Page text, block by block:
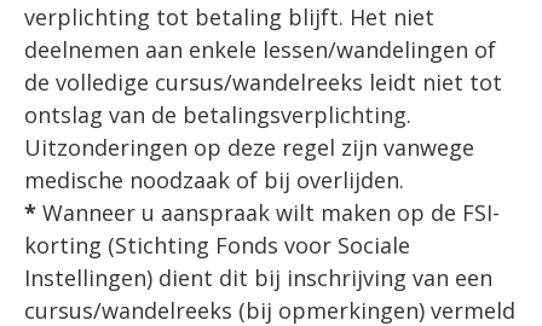
verplichting tot betaling blijft. Het niet
deelnemen aan enkele lessen/wandelingen of
de volledige cursus/wandelreeks leidt niet tot
ontslag van de betalingsverplichting.
Uitzonderingen op deze regel zijn vanwege
medische noodzaak of bij overlijden.
* Wanneer u aanspraak wilt maken op de FSI-
korting (Stichting Fonds voor Sociale
Instellingen) dient dit bij inschrijving van een
cursus/wandelreeks (bij opmerkingen) vermeld